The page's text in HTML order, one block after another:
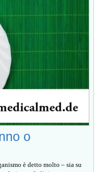
o
è detto molto – sia su